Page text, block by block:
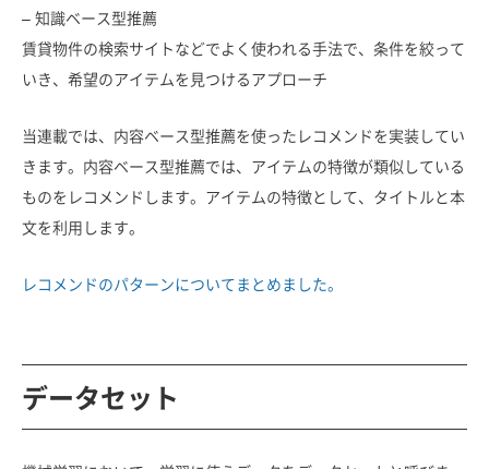
– 知識ベース型推薦
賃貸物件の検索サイトなどでよく使われる手法で、条件を絞って
いき、希望のアイテムを見つけるアプローチ
当連載では、内容ベース型推薦を使ったレコメンドを実装してい
きます。内容ベース型推薦では、アイテムの特徴が類似している
ものをレコメンドします。アイテムの特徴として、タイトルと本
文を利用します。
レコメンドのパターンについてまとめました。
データセット